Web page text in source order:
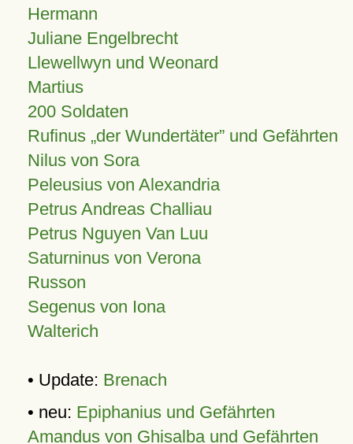
Hermann
Juliane Engelbrecht
Llewellwyn und Weonard
Martius
200 Soldaten
Rufinus „der Wundertäter” und Gefährten
Nilus von Sora
Peleusius von Alexandria
Petrus Andreas Challiau
Petrus Nguyen Van Luu
Saturninus von Verona
Russon
Segenus von Iona
Walterich
• Update: Brenach
• neu: Epiphanius und Gefährten
Amandus von Ghisalba und Gefährten